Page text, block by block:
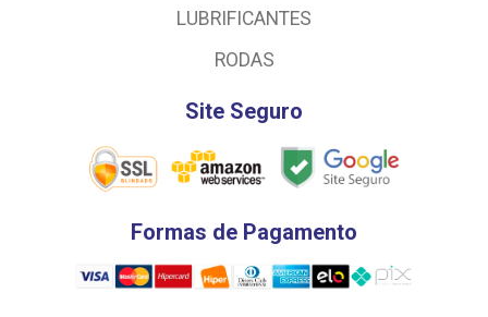
LUBRIFICANTES
RODAS
Site Seguro
Formas de Pagamento